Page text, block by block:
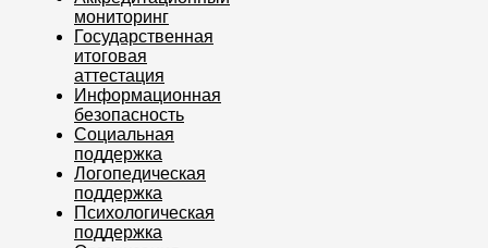
мониторинг
Государственная
итоговая
аттестация
Информационная
безопасность
Социальная
поддержка
Логопедическая
поддержка
Психологическая
поддержка